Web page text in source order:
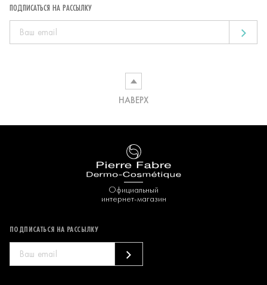
ПОДПИСАТЬСЯ НА РАССЫЛКУ
НАВЕРХ
ПОДПИСАТЬСЯ НА РАССЫЛКУ
Официальный
интернет-магазин